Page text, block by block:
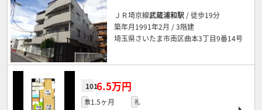
ＪＲ埼京線武蔵浦和駅 / 徒歩19分
築年月1991年2月 / 3階建
埼玉県さいたま市南区曲本3丁目9番14号
1016.5万円
敷1.5ヶ月 礼